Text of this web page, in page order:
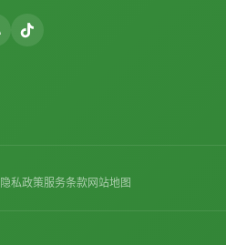
隐私政策服务条款网站地图